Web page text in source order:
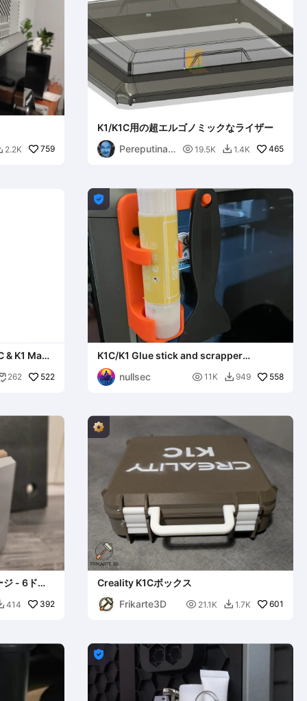
2.2K 759
K1/K1C用の超エルゴノミックなライザー
Pereputinati
 19.5K  1.4K 465
& K1 Max
262 522

K1C/K1 Glue stick and scrapper
support/holder
nullsec
 11K  949 558
ジ - 6ドロ
414 392
Creality K1Cボックス
Frikarte3D
 21.1K  1.7K 601
